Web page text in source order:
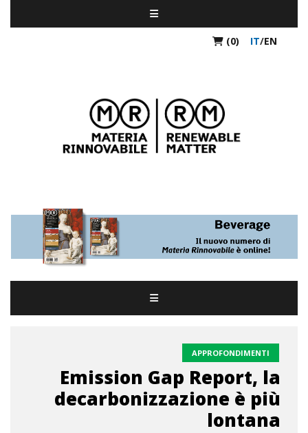
(0) IT/EN
APPROFONDIMENTI
Emission Gap Report, la
decarbonizzazione è più
lontana